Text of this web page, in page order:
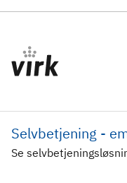
Selvbetjening -
Se